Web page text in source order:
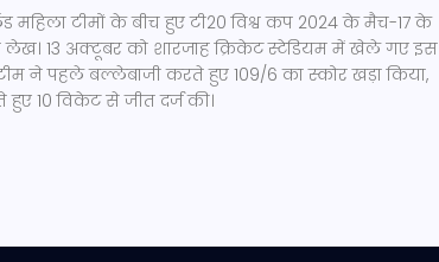
महिला टीमों के बीच हुए टी20 विश्व कप 2024 के मैच-17 के
लेख। 13 अक्टूबर को शारजाह क्रिकेट स्टेडियम में खेले गए इस
ने पहले बल्लेबाजी करते हुए 109/6 का स्कोर खड़ा किया,
10 विकेट से जीत दर्ज की।